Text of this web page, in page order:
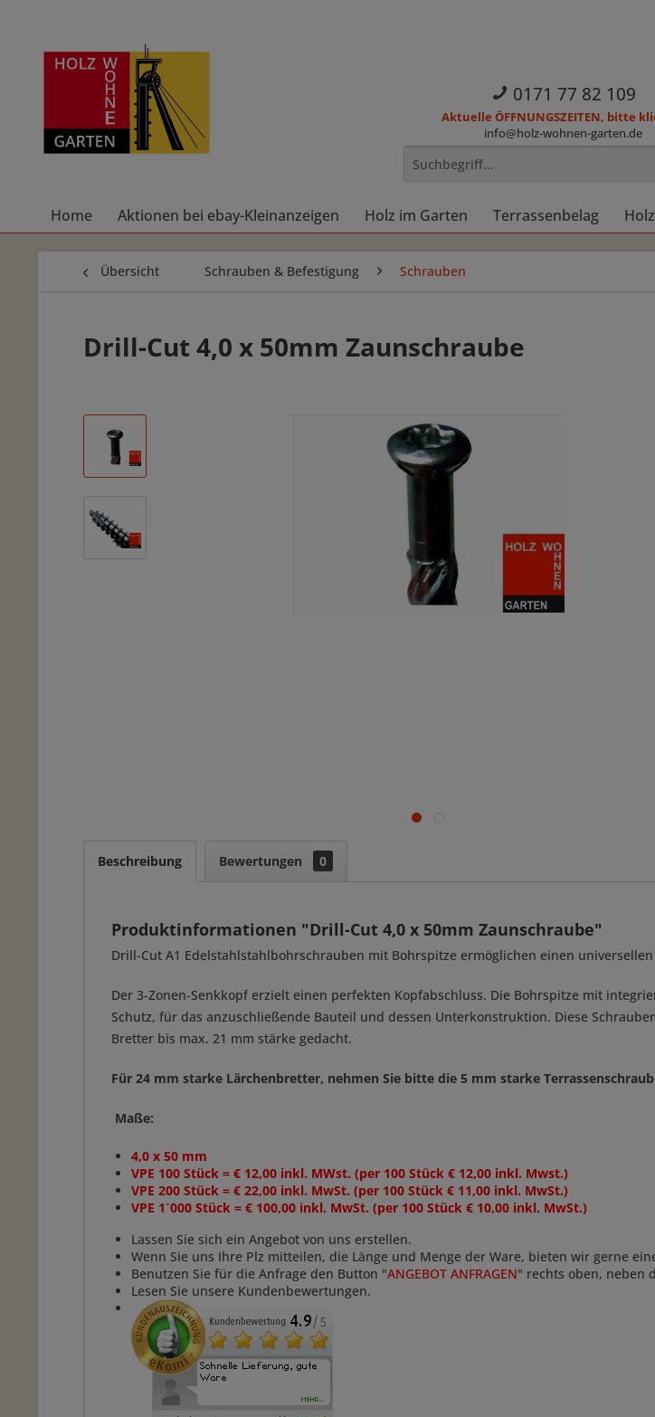
0171 77 82 109
Aktuelle ÖFFNUNGSZEITEN, bitte
info@holz-wohnen-garten.de
Home Aktionen bei ebay-Kleinanzeigen Holz im Garten Terrassenbelag
Übersicht Schrauben & Befestigung Schrauben
Drill-Cut 4,0 x 50mm Zaunschraube
Beschreibung Bewertungen 0
Produktinformationen "Drill-Cut 4,0 x 50mm Zaunschraube"
Drill-Cut A1 Edelstahlstahlbohrschrauben mit Bohrspitze ermöglichen einen
Der 3-Zonen-Senkkopf erzielt einen perfekten Kopfabschluss. Die Bohrspitze mit
Schutz, für das anzuschließende Bauteil und dessen Unterkonstruktion. Diese
Bretter bis max. 21 mm stärke gedacht.
Für 24 mm starke Lärchenbretter, nehmen Sie bitte die 5 mm starke
Maße:
4,0 x 50 mm
VPE 100 Stück = € 12,00 inkl. MWst. (per 100 Stück € 12,00 inkl. Mwst.)
VPE 200 Stück = € 22,00 inkl. MwSt. (per 100 Stück € 11,00 inkl. MwSt.)
VPE 1´000 Stück = € 100,00 inkl. MwSt. (per 100 Stück € 10,00 inkl. MwSt.)
Lassen Sie sich ein Angebot von uns erstellen.
Wenn Sie uns Ihre Plz mitteilen, die Länge und Menge der Ware, bieten wir gerne
Benutzen Sie für die Anfrage den Button "ANGEBOT ANFRAGEN" rechts oben, neben
Lesen Sie unsere Kundenbewertungen.